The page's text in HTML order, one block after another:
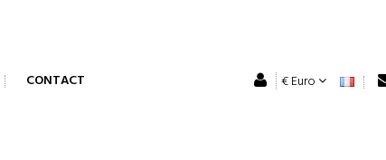
CONTACT € Euro